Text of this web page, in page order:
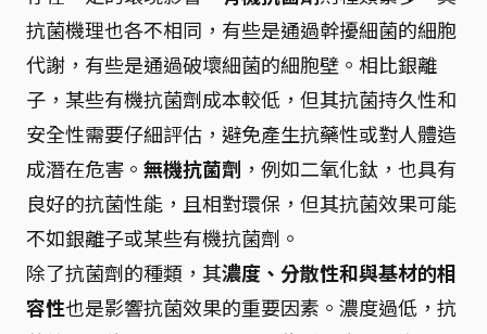
抗菌機理也各不相同，有些是通過幹擾細菌的細胞
代謝，有些是通過破壞細菌的細胞壁。相比銀離
子，某些有機抗菌劑成本較低，但其抗菌持久性和
安全性需要仔細評估，避免產生抗藥性或對人體造
成潛在危害。 無機抗菌劑 ，例如二氧化鈦，也具有
良好的抗菌性能，且相對環保，但其抗菌效果可能
不如銀離子或某些有機抗菌劑。
除了抗菌劑的種類，其濃度、分散性和與基材的相
容性也是影響抗菌效果的重要因素。濃度過低，抗